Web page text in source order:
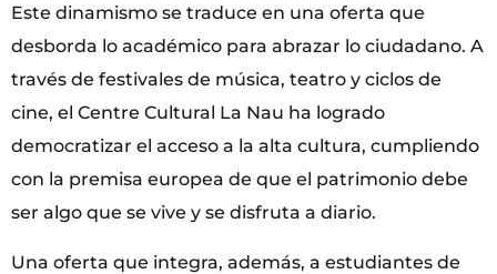
Este dinamismo se traduce en una oferta que
desborda lo académico para abrazar lo ciudadano. A
través de festivales de música, teatro y ciclos de
cine, el Centre Cultural La Nau ha logrado
democratizar el acceso a la alta cultura, cumpliendo
con la premisa europea de que el patrimonio debe
ser algo que se vive y se disfruta a diario.
Una oferta que integra, además, a estudiantes de